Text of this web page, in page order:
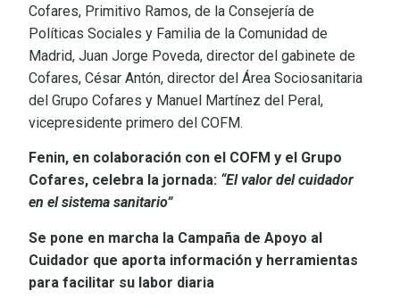
Cofares, Primitivo Ramos, de la Consejería de
Políticas Sociales y Familia de la Comunidad de
Madrid, Juan Jorge Poveda, director del gabinete de
Cofares, César Antón, director del Área Sociosanitaria
del Grupo Cofares y Manuel Martínez del Peral,
vicepresidente primero del COFM.
Fenin, en colaboración con el COFM y el Grupo
Cofares, celebra la jornada: “El valor del cuidador
en el sistema sanitario”
Se pone en marcha la Campaña de Apoyo al
Cuidador que aporta información y herramientas
para facilitar su labor diaria